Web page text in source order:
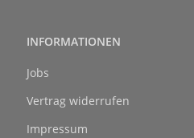
INFORMATIONEN
Jobs
Vertrag widerrufen
Impressum